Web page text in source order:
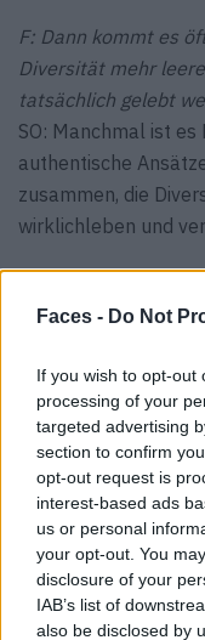
Faces - Do Not
If you wish to opt-out
processing of your
targeted advertising
section to confirm
opt-out request is
interest-based ads
us or personal
your opt-out. You
disclosure of your
IAB’s list of
also be disclosed by
F: Dann kommt es
Diversität mehr
tatsächlich gelebt
SO: Manchmal ist
authentische
zusammen, die
wirklichleben und
F: Welches war dein
SO: Eine Mytheresa
F: Was bedeutet dir
SO: Mode ist für
Persönlichkeit,
mir Raum, mich
F: Wie würdest du
und welches ist
Kleiderschrank?
SO: Mein Stil ist